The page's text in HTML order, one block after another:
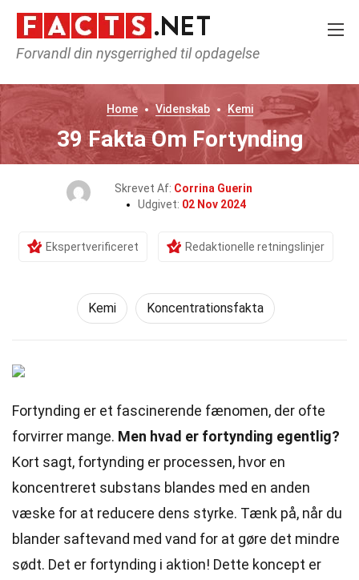
Forvandl din nysgerrighed til opdagelse
Home Videnskab Kemi
39 Fakta Om Fortynding
Skrevet Af: Corrina Guerin
Udgivet: 02 Nov 2024
Ekspertverificeret Redaktionelle retningslinjer
Kemi Koncentrationsfakta
Fortynding er et fascinerende fænomen, der ofte
forvirrer mange. Men hvad er fortynding egentlig?
Kort sagt, fortynding er processen, hvor en
koncentreret substans blandes med en anden
væske for at reducere dens styrke. Tænk på, når du
blander saftevand med vand for at gøre det mindre
sødt. Det er fortynding i aktion! Dette koncept er